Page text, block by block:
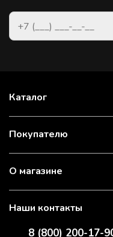
Каталог
Покупателю
О магазине
Наши контакты
8 (800) 200-17-